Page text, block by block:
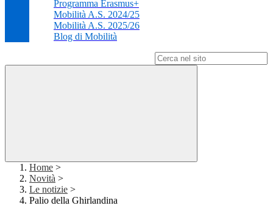
Programma Erasmus+
Mobilità A.S. 2024/25
Mobilità A.S. 2025/26
Blog di Mobilità
Home >
Novità >
Le notizie >
Palio della Ghirlandina